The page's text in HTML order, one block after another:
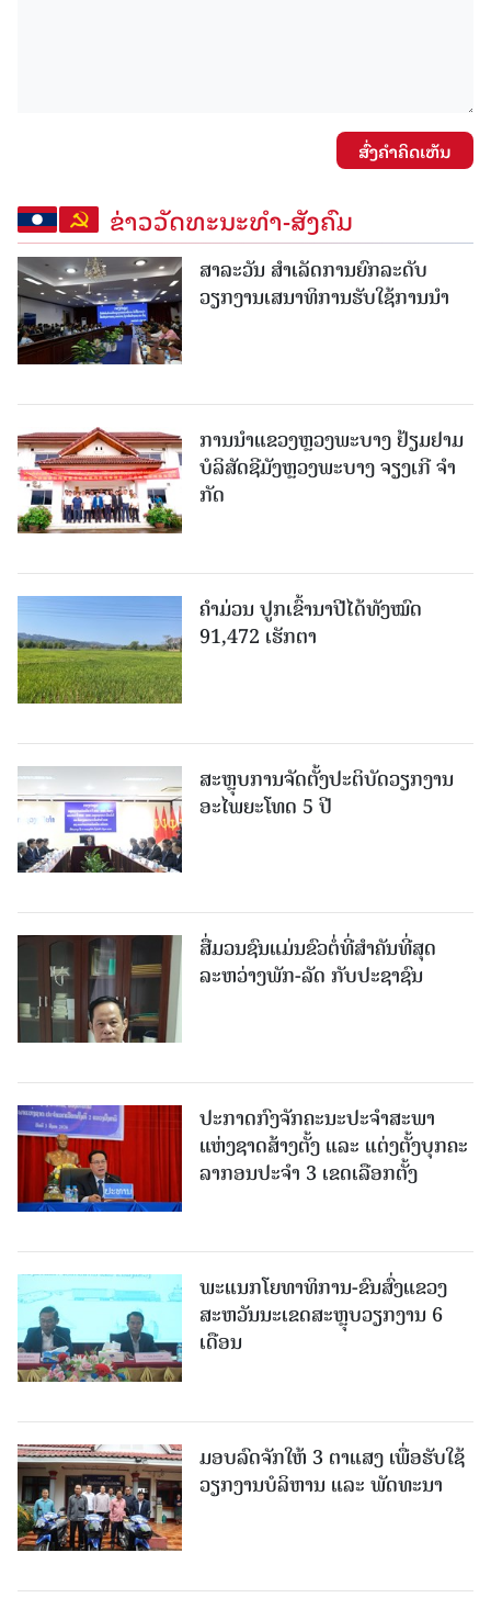
ສົ່ງຄໍາຄິດເຫັນ
ຂ່າວວັດທະນະທຳ-ສັງຄົມ
ສາລະວັນ ສໍາເລັດການຍົກລະດັບ
ວຽກງານເສນາທິການຮັບໃຊ້ການນໍາ
ການນຳແຂວງຫຼວງພະບາງ ຢ້ຽມ​ຢາມ
ບໍ​ລິ​ສັດຊີມັງຫຼວງພະບາງ ຈຽງເກີ ຈໍາ
ກັດ
ຄໍາມ່ວນ ປູກເຂົ້ານາປີໄດ້ທັງໝົດ
91,472 ເຮັກຕາ
ສະຫຼຸບການຈັດຕັ້ງປະຕິບັດວຽກງານ
ອະໄພຍະໂທດ 5 ປີ
ສື່ມວນຊົນແມ່ນຂົວຕໍ່ທີ່ສໍາຄັນທີ່ສຸດ
ລະຫວ່າງພັກ-ລັດ ກັບປະຊາຊົນ
ປະກາດກົງຈັກຄະນະປະຈໍາສະພາ
ແຫ່ງຊາດສ້າງຕັ້ງ ແລະ ແຕ່ງຕັ້ງບຸກຄະ
ລາກອນປະຈໍາ 3 ເຂດເລືອກຕັ້ງ
ພະແນກໂຍທາທິການ-ຂົນສົ່ງແຂວງ
ສະຫວັນນະເຂດສະຫຼຸບວຽກງານ 6
ເດືອນ
ມອບລົດຈັກໃຫ້ 3 ຕາແສງ ເພື່ອຮັບໃຊ້
ວຽກງານບໍລິຫານ ແລະ ພັດທະນາ